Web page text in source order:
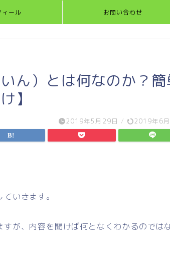
ィール お問い合わせ
ん）とは何なのか？簡
】
2019年5月29日 / 2019年6
いきます。
が、内容を聞けば何となくわかるのでは